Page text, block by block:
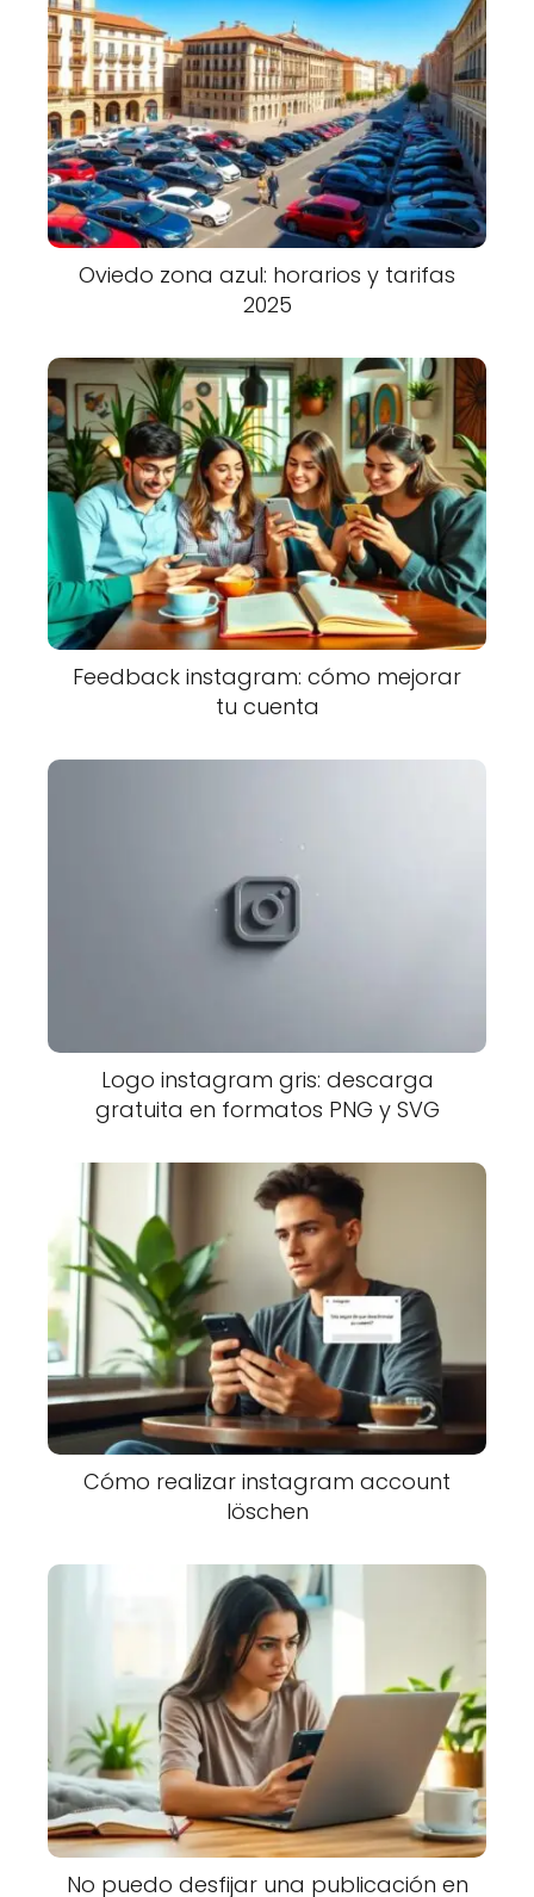
Oviedo zona azul: horarios y tarifas
2025
Feedback instagram: cómo mejorar
tu cuenta
Logo instagram gris: descarga
gratuita en formatos PNG y SVG
Cómo realizar instagram account
löschen
No puedo desfijar una publicación en